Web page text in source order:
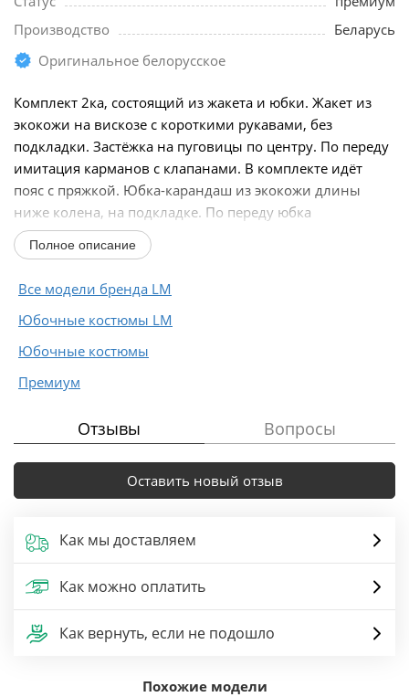
Производство
Беларусь
Оригинальное белорусское
Комплект 2ка, состоящий из жакета и юбки. Жакет из
экокожи на вискозе с короткими рукавами, без
подкладки. Застёжка на пуговицы по центру. По переду
имитация карманов с клапанами. В комплекте идёт
пояс с пряжкой. Юбка-карандаш из экокожи длины
ниже колена, на подкладке. По переду юбка
расположена...
Полное описание
Все модели бренда LM
Юбочные костюмы LM
Юбочные костюмы
Премиум
Отзывы Вопросы
Оставить новый отзыв
Как мы доставляем
Как можно оплатить
Как вернуть, если не подошло
Похожие модели